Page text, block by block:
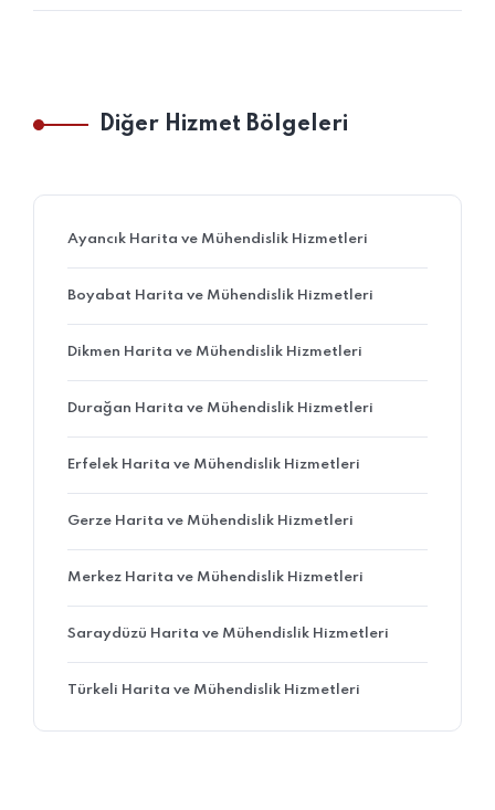
Diğer Hizmet Bölgeleri
Ayancık Harita ve Mühendislik Hizmetleri
Boyabat Harita ve Mühendislik Hizmetleri
Dikmen Harita ve Mühendislik Hizmetleri
Durağan Harita ve Mühendislik Hizmetleri
Erfelek Harita ve Mühendislik Hizmetleri
Gerze Harita ve Mühendislik Hizmetleri
Merkez Harita ve Mühendislik Hizmetleri
Saraydüzü Harita ve Mühendislik Hizmetleri
Türkeli Harita ve Mühendislik Hizmetleri